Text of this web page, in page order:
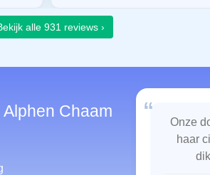
alle 931 reviews ›
Chaam
“
Onze
haar